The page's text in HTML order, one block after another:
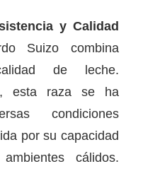
y Calidad
Suizo combina
de leche.
esta raza se ha
condiciones
por su capacidad
cálidos.